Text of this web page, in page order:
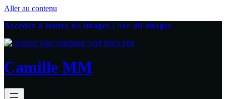
Aller au contenu
Accédez à toutes les images | See all images
Camille MM